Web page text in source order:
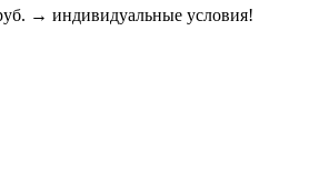
→ индивидуальные условия!